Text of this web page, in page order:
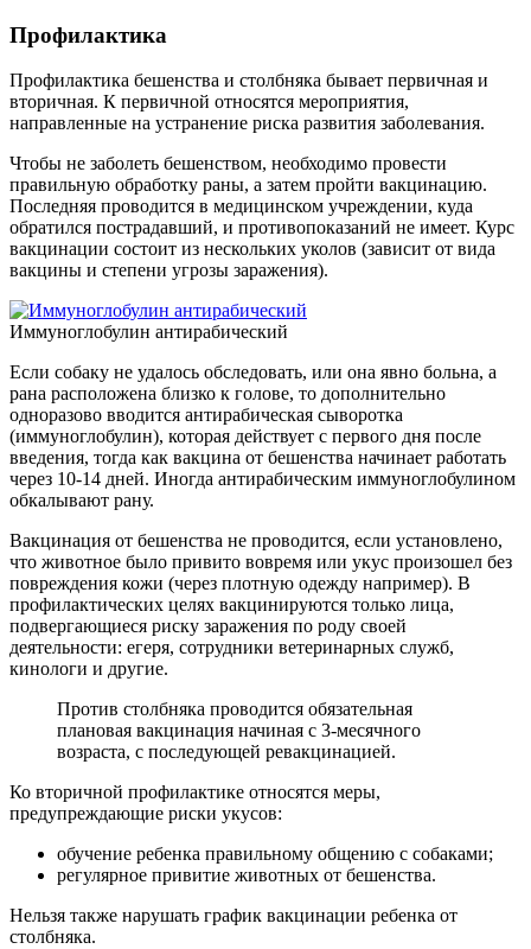
Профилактика
Профилактика бешенства и столбняка бывает первичная и
вторичная. К первичной относятся мероприятия,
направленные на устранение риска развития заболевания.
Чтобы не заболеть бешенством, необходимо провести
правильную обработку раны, а затем пройти вакцинацию.
Последняя проводится в медицинском учреждении, куда
обратился пострадавший, и противопоказаний не имеет. Курс
вакцинации состоит из нескольких уколов (зависит от вида
вакцины и степени угрозы заражения).
Иммуноглобулин антирабический
Если собаку не удалось обследовать, или она явно больна, а
рана расположена близко к голове, то дополнительно
одноразово вводится антирабическая сыворотка
(иммуноглобулин), которая действует с первого дня после
введения, тогда как вакцина от бешенства начинает работать
через 10-14 дней. Иногда антирабическим иммуноглобулином
обкалывают рану.
Вакцинация от бешенства не проводится, если установлено,
что животное было привито вовремя или укус произошел без
повреждения кожи (через плотную одежду например). В
профилактических целях вакцинируются только лица,
подвергающиеся риску заражения по роду своей
деятельности: егеря, сотрудники ветеринарных служб,
кинологи и другие.
Против столбняка проводится обязательная
плановая вакцинация начиная с 3-месячного
возраста, с последующей ревакцинацией.
Ко вторичной профилактике относятся меры,
предупреждающие риски укусов:
обучение ребенка правильному общению с собаками;
регулярное привитие животных от бешенства.
Нельзя также нарушать график вакцинации ребенка от
столбняка.